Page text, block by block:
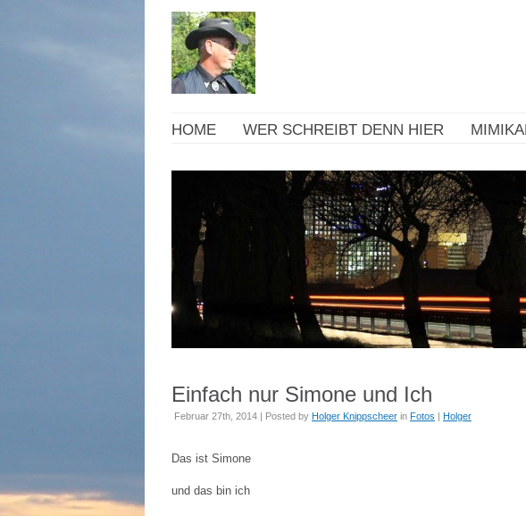
HOME WER SCHREIBT DENN HIER
Einfach nur Simone und Ich
Februar 27th, 2014 | Posted by Holger Knippscheer in Fotos | Holger
Das ist Simone
und das bin ich